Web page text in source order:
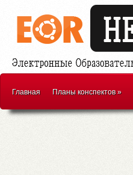
Главная Планы конспектов»